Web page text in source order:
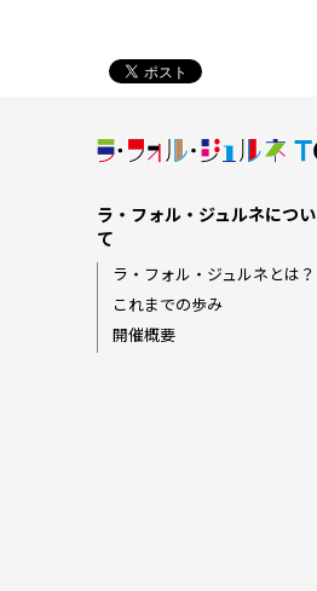
ラ・フォル・ジュルネについ
て
ラ・フォル・ジュルネとは？
これまでの歩み
開催概要